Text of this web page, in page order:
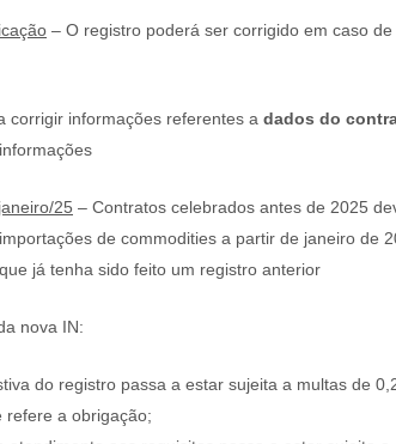
– O registro poderá ser corrigido em caso
corrigir informações referentes a dados do
25 – Contratos celebrados antes de 2025
de commodities a partir de janeiro de
já tenha sido feito um registro anterior
nova IN:
do registro passa a estar sujeita a multas de
refere a obrigação;